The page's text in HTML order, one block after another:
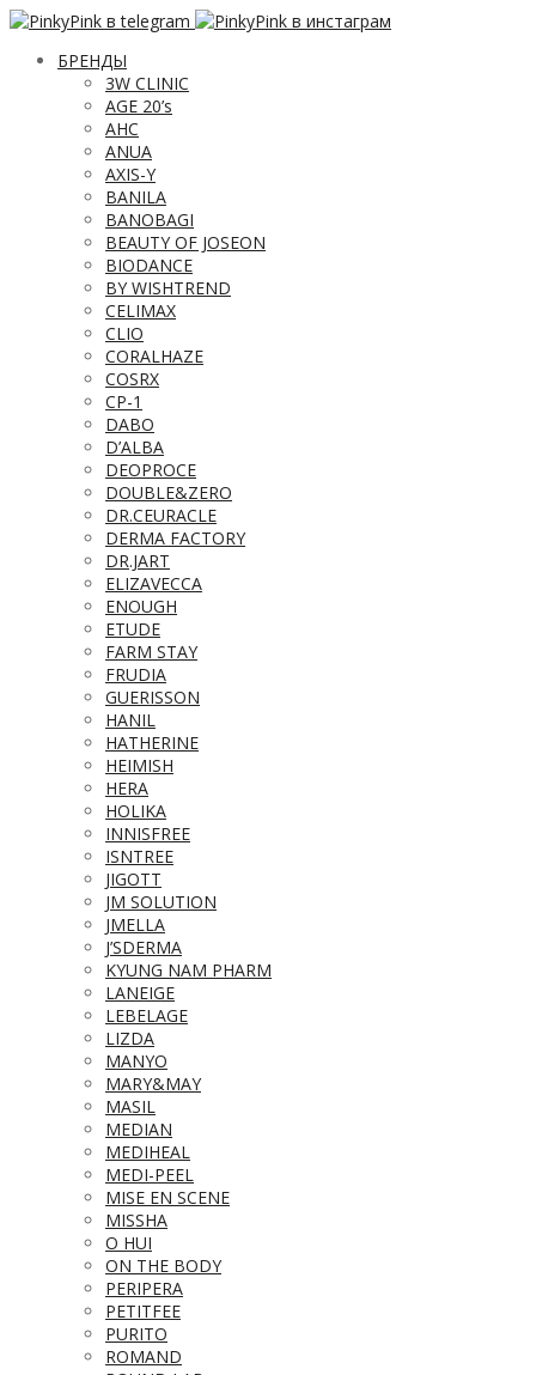
БРЕНДЫ
3W CLINIC
AGE 20’s
AHC
ANUA
AXIS-Y
BANILA
BANOBAGI
BEAUTY OF JOSEON
BIODANCE
BY WISHTREND
CELIMAX
CLIO
CORALHAZE
COSRX
CP-1
DABO
D’ALBA
DEOPROCE
DOUBLE&ZERO
DR.CEURACLE
DERMA FACTORY
DR.JART
ELIZAVECCA
ENOUGH
ETUDE
FARM STAY
FRUDIA
GUERISSON
HANIL
HATHERINE
HEIMISH
HERA
HOLIKA
INNISFREE
ISNTREE
JIGOTT
JM SOLUTION
JMELLA
J’SDERMA
KYUNG NAM PHARM
LANEIGE
LEBELAGE
LIZDA
MANYO
MARY&MAY
MASIL
MEDIAN
MEDIHEAL
MEDI-PEEL
MISE EN SCENE
MISSHA
O HUI
ON THE BODY
PERIPERA
PETITFEE
PURITO
ROMAND